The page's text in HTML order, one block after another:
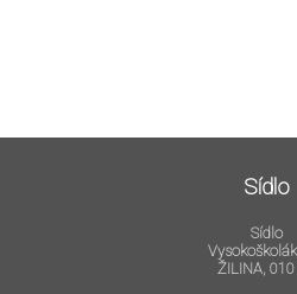
Sídlo
Sídlo
ŽILINA, 010